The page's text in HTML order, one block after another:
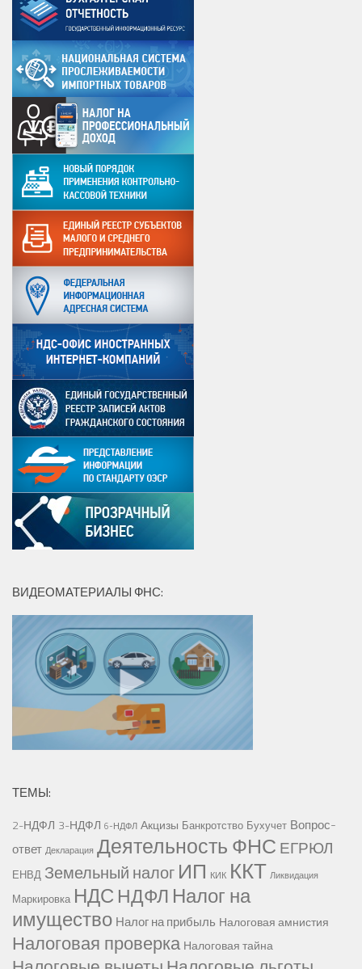
ВИДЕОМАТЕРИАЛЫ ФНС:
ТЕМЫ:
2-НДФЛ 3-НДФЛ 6-НДФЛ Акцизы Банкротство Бухучет Вопрос-
ответ Декларация Деятельность ФНС ЕГРЮЛ
ЕНВД Земельный налог ИП КИК ККТ Ликвидация
Маркировка НДС НДФЛ Налог на
имущество Налог на прибыль Налоговая амнистия
Налоговая проверка Налоговая тайна